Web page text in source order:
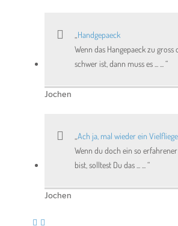
Handgepaeck
Wenn das Hangepaeck zu gross
schwer ist, dann muss es ... ...
Jochen
Ach ja, mal wieder ein
Wenn du doch ein so
bist, solltest Du das ... ...
Jochen